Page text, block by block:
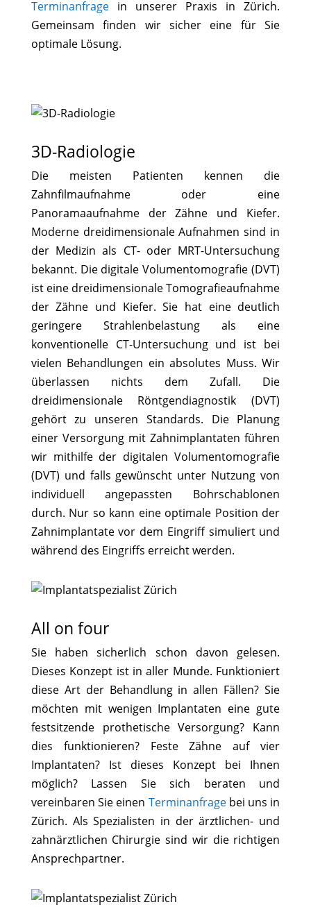
Terminanfragein unserer Praxis in Zürich.
Gemeinsam finden wir sicher eine für Sie
optimale Lösung.
3D-Radiologie
Die meisten Patienten kennen die
Zahnfilmaufnahme oder eine
Panoramaaufnahme der Zähne und Kiefer.
Moderne dreidimensionale Aufnahmen sind in
der Medizin als CT- oder MRT-Untersuchung
bekannt. Die digitale Volumentomografie (DVT)
ist eine dreidimensionale Tomografieaufnahme
der Zähne und Kiefer. Sie hat eine deutlich
geringere Strahlenbelastung als eine
konventionelle CT-Untersuchung und ist bei
vielen Behandlungen ein absolutes Muss. Wir
überlassen nichts dem Zufall. Die
dreidimensionale Röntgendiagnostik (DVT)
gehört zu unseren Standards. Die Planung
einer Versorgung mit Zahnimplantaten führen
wir mithilfe der digitalen Volumentomografie
(DVT) und falls gewünscht unter Nutzung von
individuell angepassten Bohrschablonen
durch. Nur so kann eine optimale Position der
Zahnimplantate vor dem Eingriff simuliert und
während des Eingriffs erreicht werden.
All on four
Sie haben sicherlich schon davon gelesen.
Dieses Konzept ist in aller Munde. Funktioniert
diese Art der Behandlung in allen Fällen? Sie
möchten mit wenigen Implantaten eine gute
festsitzende prothetische Versorgung? Kann
dies funktionieren? Feste Zähne auf vier
Implantaten? Ist dieses Konzept bei Ihnen
möglich? Lassen Sie sich beraten und
vereinbaren Sie einen Terminanfragebei uns in
Zürich. Als Spezialisten in der ärztlichen- und
zahnärztlichen Chirurgie sind wir die richtigen
Ansprechpartner.